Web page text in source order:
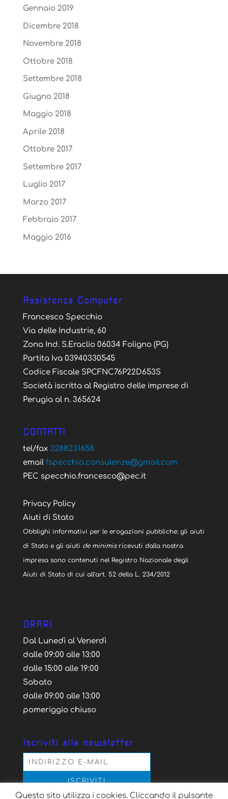
Gennaio 2019
Dicembre 2018
Novembre 2018
Ottobre 2018
Settembre 2018
Giugno 2018
Maggio 2018
Aprile 2018
Ottobre 2017
Settembre 2017
Luglio 2017
Marzo 2017
Febbraio 2017
Maggio 2016
Assistenza Computer
Francesco Specchio
Via delle Industrie, 60
Zona Ind. S.Eraclio 06034 Foligno (PG)
Partita Iva 03940330545
Codice Fiscale SPCFNC76P22D653S
Società iscritta al Registro delle imprese di
Perugia al n. 365624
CONTATTI
tel/fax 3288231658
email fspecchio.consulenze@gmail.com
PEC specchio.francesco@pec.it
Privacy Policy
Aiuti di Stato
Obblighi informativi per le erogazioni pubbliche: gli aiuti
di Stato e gli aiuti de minimisricevuti dalla nostra
impresa sono contenuti nel Registro Nazionale degli
Aiuti di Stato di cui all’art. 52 della L. 234/2012
ORARI
Dal Lunedì al Venerdì
dalle 09:00 alle 13:00
dalle 15:00 alle 19:00
Sabato
dalle 09:00 alle 13:00
pomeriggio chiuso
Iscriviti alla newsletter
Acconsento al trattamento dei dati personali
Questo sito utilizza i cookies. Cliccando il pulsante